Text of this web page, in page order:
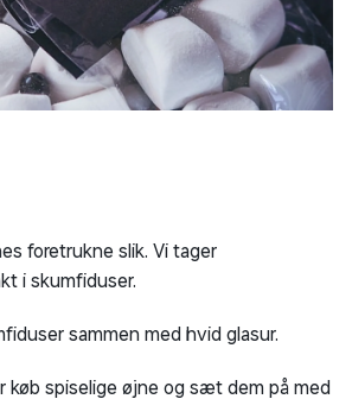
foretrukne slik. Vi tager
i skumfiduser.
sammen med hvid glasur.
køb spiselige øjne og sæt dem på med